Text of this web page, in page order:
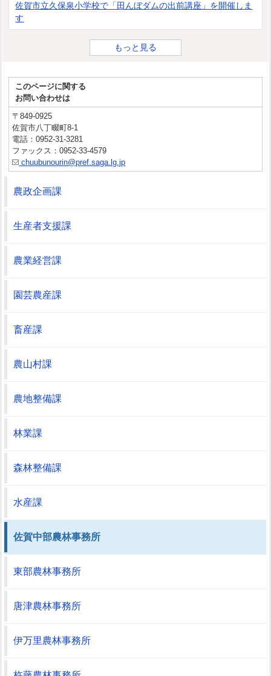
佐賀市立久保泉小学校で「田んぼダムの出前講座」を開催しま
す
もっと見る
このページに関する
お問い合わせは
〒849-0925
佐賀市八丁畷町8-1
電話：0952-31-3281
ファックス：0952-33-4579
chuubunourin@pref.saga.lg.jp
農政企画課
生産者支援課
農業経営課
園芸農産課
畜産課
農山村課
農地整備課
林業課
森林整備課
水産課
佐賀中部農林事務所
東部農林事務所
唐津農林事務所
伊万里農林事務所